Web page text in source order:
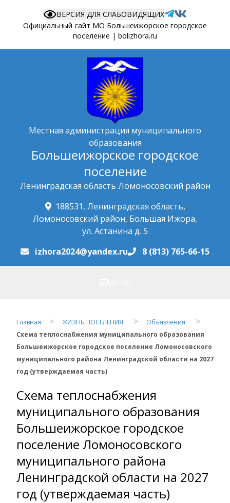
Официальный сайт МО Большеижорское городское
поселение | bolizhora.ru
ВЕРСИЯ ДЛЯ СЛАБОВИДЯЩИХ
Местная администрация муниципального
образования
Большеижорское городское
поселение
Ленинградская область Ломоносовский район
188531, Ленинградская область,
Ломоносовский район, Большая Ижора,
ул. Астанина д. 5
izhora2024@yandex.ru
8 (813) 765-66-15
Главная ЖИЗНЬ ПОСЕЛЕНИЯ
Объявления
Схема теплоснабжения муниципального образования
Большеижорское городское поселение Ломоносовского
муниципального района Ленинградской области на 2027
год (утверждаемая часть)
Схема теплоснабжения
муниципального образования
Большеижорское городское
поселение Ломоносовского
муниципального района
Ленинградской области на 2027
год (утверждаемая часть)